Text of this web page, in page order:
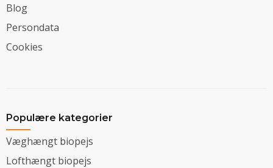
Blog
Persondata
Cookies
Populære kategorier
Væghængt biopejs
Lofthængt biopejs